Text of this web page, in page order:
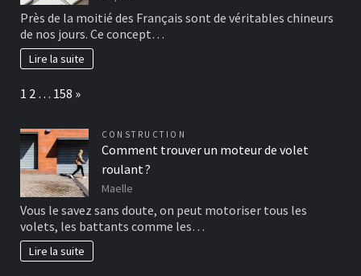
Près de la moitié des Français sont de véritables chineurs
de nos jours. Ce concept…
Lire la suite
Page:
1 2 … 158 Next
»
CONSTRUCTION
Comment trouver un moteur de volet
roulant ?
Maelle
Vous le savez sans doute, on peut motoriser tous les
volets, les battants comme les…
Lire la suite